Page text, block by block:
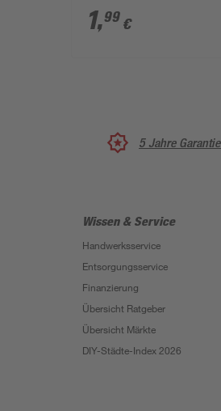
1,99 €
5 Jahre
Wissen & Service
Handwerksservice
Entsorgungsservice
Finanzierung
Übersicht Ratgeber
Übersicht Märkte
DIY-Städte-Index 2026